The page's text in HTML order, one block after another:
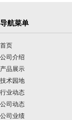
导航菜单
首页
公司介绍
产品展示
技术园地
行业动态
公司动态
公司业绩